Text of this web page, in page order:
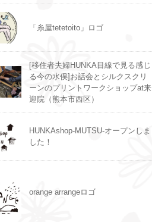
「糸屋tetetoito」ロゴ
[移住者夫婦HUNKA目線で見る感じ
る今の水俣]お話会とシルクスクリ
ーンのプリントワークショップat来
迎院（熊本市西区）
HUNKAshop-MUTSU-オープンしま
した！
orange arrangeロゴ